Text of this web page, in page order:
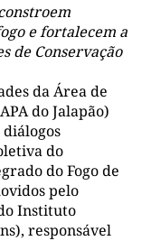
e fortalecem a
de Conservação
da Área de
do Jalapão)
do
do Fogo de
pelo
Instituto
responsável